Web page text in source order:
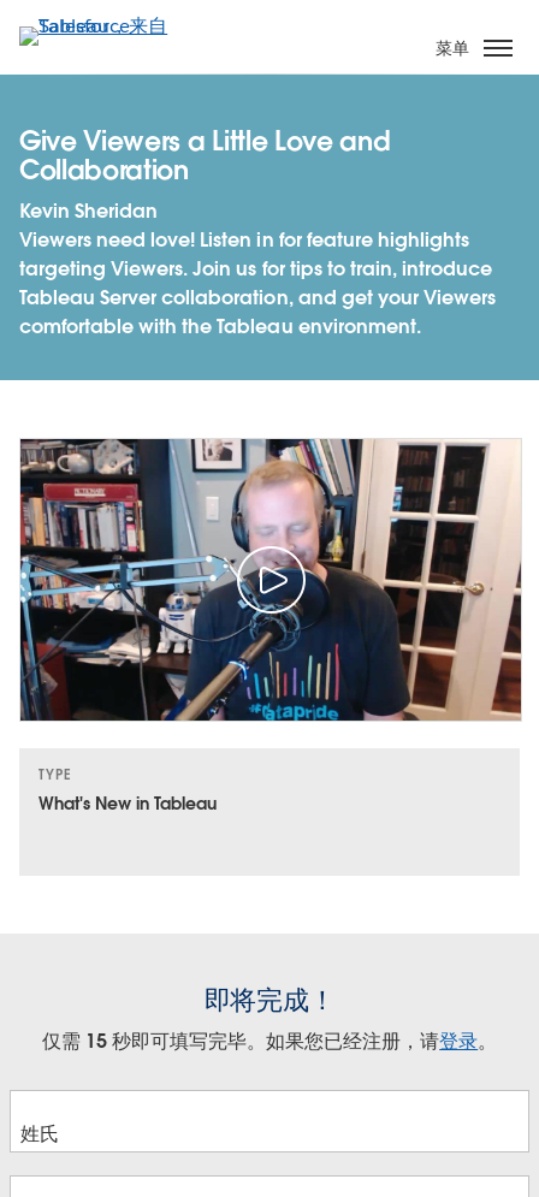
转
到
菜单
Give Viewers a Little Love and
Collaboration
Kevin Sheridan
Viewers need love! Listen in for feature highlights
targeting Viewers. Join us for tips to train, introduce
Tableau Server collaboration, and get your Viewers
comfortable with the Tableau environment.
TYPE
What's New in Tableau
即将完成！
仅需 15 秒即可填写完毕。如果您已经注册，请登录。